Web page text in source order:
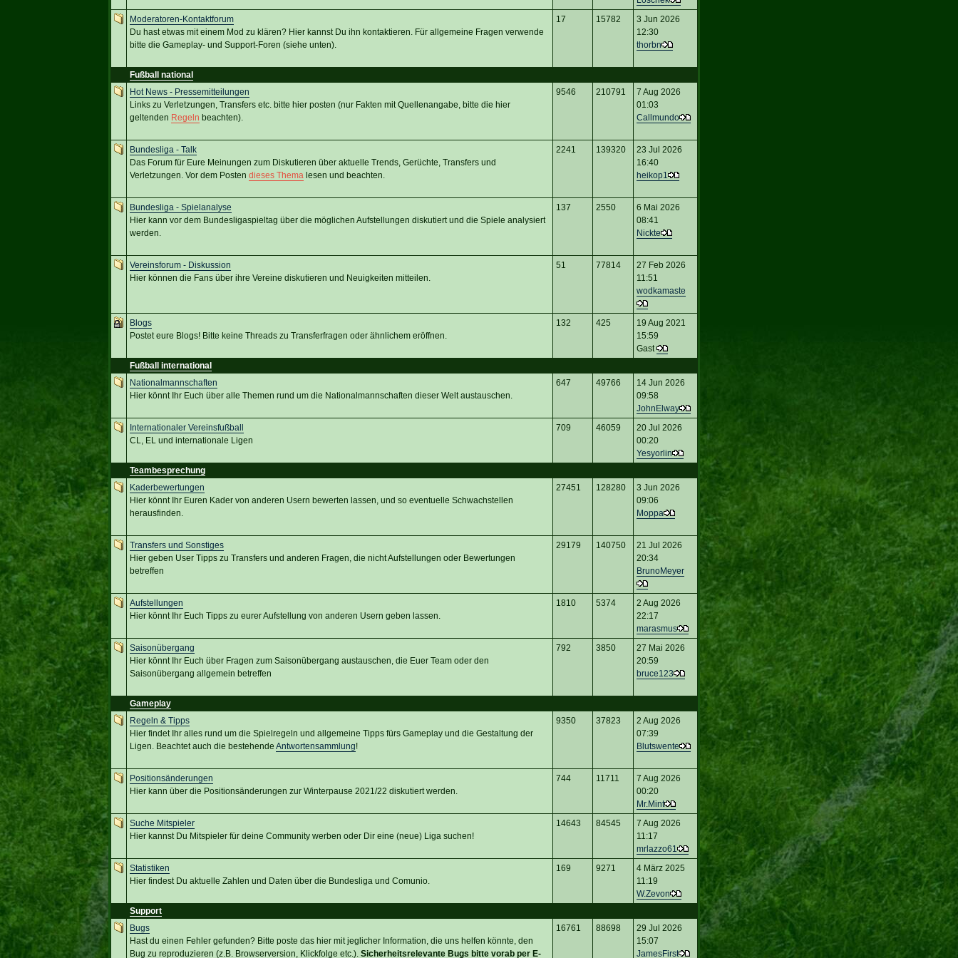
Moderatoren-Kontaktforum
Du hast etwas mit einem Mod zu klären? Hier kannst Du ihn kontaktieren. Für allgemeine Fragen verwende
bitte die Gameplay- und Support-Foren (siehe unten).
17 15782
3 Jun 2026
12:30
thorbn
Fußball national
Hot News - Pressemitteilungen
Links zu Verletzungen, Transfers etc. bitte hier posten (nur Fakten mit Quellenangabe, bitte die hier
geltenden Regeln beachten).
9546 210791
7 Aug 2026
01:03
Callmundo
Bundesliga - Talk
Das Forum für Eure Meinungen zum Diskutieren über aktuelle Trends, Gerüchte, Transfers und
Verletzungen. Vor dem Posten dieses Themalesen und beachten.
2241 139320
23 Jul 2026
16:40
heikop1
Bundesliga - Spielanalyse
Hier kann vor dem Bundesligaspieltag über die möglichen Aufstellungen diskutiert und die Spiele analysiert
werden.
137 2550
6 Mai 2026
08:41
Nickte
Vereinsforum - Diskussion
Hier können die Fans über ihre Vereine diskutieren und Neuigkeiten mitteilen.
51 77814
27 Feb 2026
11:51
wodkamaste
Blogs
Postet eure Blogs! Bitte keine Threads zu Transferfragen oder ähnlichem eröffnen.
132 425
19 Aug 2021
15:59
Gast
Fußball international
Nationalmannschaften
Hier könnt Ihr Euch über alle Themen rund um die Nationalmannschaften dieser Welt austauschen.
647 49766
14 Jun 2026
09:58
JohnElway
Internationaler Vereinsfußball
CL, EL und internationale Ligen
709 46059
20 Jul 2026
00:20
Yesyorlin
Teambesprechung
Kaderbewertungen
Hier könnt Ihr Euren Kader von anderen Usern bewerten lassen, und so eventuelle Schwachstellen
herausfinden.
27451 128280
3 Jun 2026
09:06
Moppa
Transfers und Sonstiges
Hier geben User Tipps zu Transfers und anderen Fragen, die nicht Aufstellungen oder Bewertungen
betreffen
29179 140750
21 Jul 2026
20:34
BrunoMeyer
Aufstellungen
Hier könnt Ihr Euch Tipps zu eurer Aufstellung von anderen Usern geben lassen.
1810 5374
2 Aug 2026
22:17
marasmus
Saisonübergang
Hier könnt Ihr Euch über Fragen zum Saisonübergang austauschen, die Euer Team oder den
Saisonübergang allgemein betreffen
792 3850
27 Mai 2026
20:59
bruce123
Gameplay
Regeln & Tipps
Hier findet Ihr alles rund um die Spielregeln und allgemeine Tipps fürs Gameplay und die Gestaltung der
Ligen. Beachtet auch die bestehende Antwortensammlung!
9350 37823
2 Aug 2026
07:39
Blutswente
Positionsänderungen
Hier kann über die Positionsänderungen zur Winterpause 2021/22 diskutiert werden.
744 11711
7 Aug 2026
00:20
Mr.Mint
Suche Mitspieler
Hier kannst Du Mitspieler für deine Community werben oder Dir eine (neue) Liga suchen!
14643 84545
7 Aug 2026
11:17
mrlazzo61
Statistiken
Hier findest Du aktuelle Zahlen und Daten über die Bundesliga und Comunio.
169 9271
4 März 2025
11:19
W.Zevon
Support
Bugs
Hast du einen Fehler gefunden? Bitte poste das hier mit jeglicher Information, die uns helfen könnte, den
Bug zu reproduzieren (z.B. Browserversion, Klickfolge etc.). Sicherheitsrelevante Bugs bitte vorab per E-
16761 88698
29 Jul 2026
15:07
JamesFirst